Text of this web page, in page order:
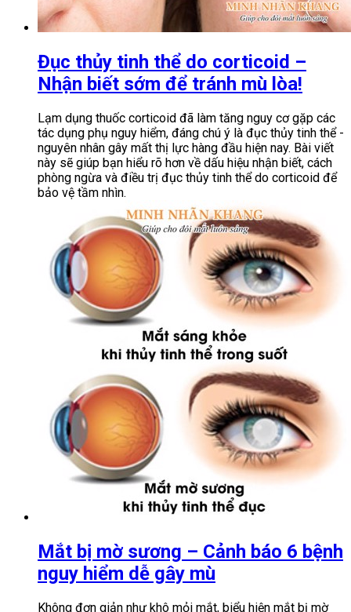
Đục thủy tinh thể do corticoid –
Nhận biết sớm để tránh mù lòa!
Lạm dụng thuốc corticoid đã làm tăng nguy cơ gặp các
tác dụng phụ nguy hiểm, đáng chú ý là đục thủy tinh thể -
nguyên nhân gây mất thị lực hàng đầu hiện nay. Bài viết
này sẽ giúp bạn hiểu rõ hơn về dấu hiệu nhận biết, cách
phòng ngừa và điều trị đục thủy tinh thể do corticoid để
bảo vệ tầm nhìn.
Mắt bị mờ sương – Cảnh báo 6 bệnh
nguy hiểm dễ gây mù
Không đơn giản như khô mỏi mắt, biểu hiện mắt bị mờ